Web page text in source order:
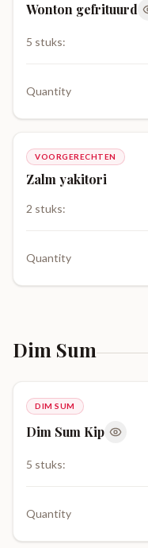
Wonton gefrituurd
5 stuks:
Quantity
VOORGERECHTEN
Zalm yakitori
2 stuks:
Quantity
Dim Sum
DIM SUM
Dim Sum Kip
5 stuks:
Quantity